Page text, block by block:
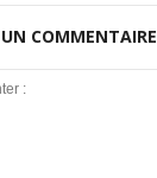
UN COMMENTAIRE